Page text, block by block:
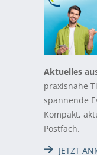
Aktuelles
praxisnahe
spannende
Kompakt,
Postfach.
JETZT